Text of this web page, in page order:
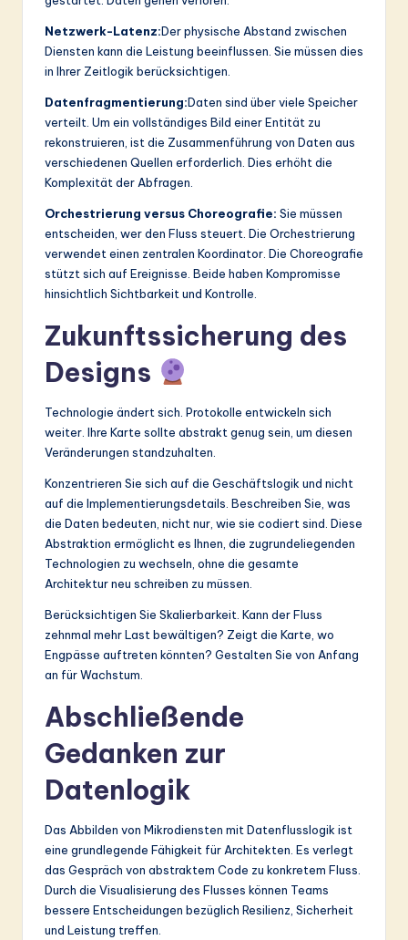
Netzwerk-Latenz:Der physische Abstand zwischen
Diensten kann die Leistung beeinflussen. Sie müssen dies
in Ihrer Zeitlogik berücksichtigen.
Datenfragmentierung:Daten sind über viele Speicher
verteilt. Um ein vollständiges Bild einer Entität zu
rekonstruieren, ist die Zusammenführung von Daten aus
verschiedenen Quellen erforderlich. Dies erhöht die
Komplexität der Abfragen.
Orchestrierung versus Choreografie: Sie müssen
entscheiden, wer den Fluss steuert. Die Orchestrierung
verwendet einen zentralen Koordinator. Die Choreografie
stützt sich auf Ereignisse. Beide haben Kompromisse
hinsichtlich Sichtbarkeit und Kontrolle.
Zukunftssicherung des
Designs
Technologie ändert sich. Protokolle entwickeln sich
weiter. Ihre Karte sollte abstrakt genug sein, um diesen
Veränderungen standzuhalten.
Konzentrieren Sie sich auf die Geschäftslogik und nicht
auf die Implementierungsdetails. Beschreiben Sie, was
die Daten bedeuten, nicht nur, wie sie codiert sind. Diese
Abstraktion ermöglicht es Ihnen, die zugrundeliegenden
Technologien zu wechseln, ohne die gesamte
Architektur neu schreiben zu müssen.
Berücksichtigen Sie Skalierbarkeit. Kann der Fluss
zehnmal mehr Last bewältigen? Zeigt die Karte, wo
Engpässe auftreten könnten? Gestalten Sie von Anfang
an für Wachstum.
Abschließende
Gedanken zur
Datenlogik
Das Abbilden von Mikrodiensten mit Datenflusslogik ist
eine grundlegende Fähigkeit für Architekten. Es verlegt
das Gespräch von abstraktem Code zu konkretem Fluss.
Durch die Visualisierung des Flusses können Teams
bessere Entscheidungen bezüglich Resilienz, Sicherheit
und Leistung treffen.